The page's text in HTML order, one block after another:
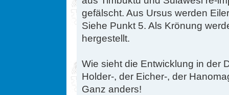
gefälscht. Aus Ursus werden
Siehe Punkt 5. Als Krönung
hergestellt.
Wie sieht die Entwicklung in der
Holder-, der Eicher-, der
Ganz anders!